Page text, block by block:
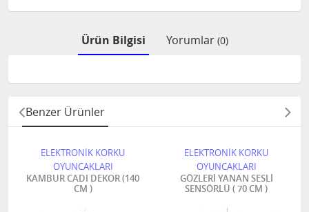
Ürün Bilgisi Yorumlar (0)
Benzer Ürünler
ELEKTRONİK KORKU
OYUNCAKLARI
KAMBUR CADI DEKOR (140
CM )
ELEKTRONİK KORKU
OYUNCAKLARI
GÖZLERİ YANAN SESLİ
SENSÖRLÜ ( 70 CM )